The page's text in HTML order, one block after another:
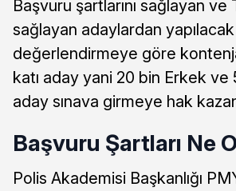
Başvuru şartlarını sağlayan ve
sağlayan adaylardan yapılacak
değerlendirmeye göre
katı aday yani 20 bin Erkek ve
aday sınava girmeye hak
Başvuru Şartları Ne
Polis Akademisi Başkanlığı